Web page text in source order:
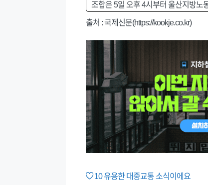
조합은 5일 오후 4시부터 울산지방노
출처 : 국제신문(https://kookje.co.kr)
10유용한 대중교통 소식이에요